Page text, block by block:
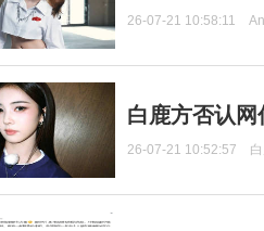
26-07-21 10:58:11
白鹿方否认
26-07-21 10:52:57